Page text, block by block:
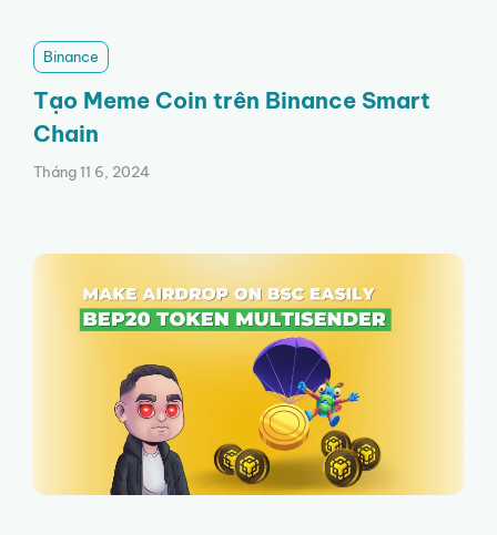
Binance
Tạo Meme Coin trên Binance Smart
Chain
Tháng 11 6, 2024